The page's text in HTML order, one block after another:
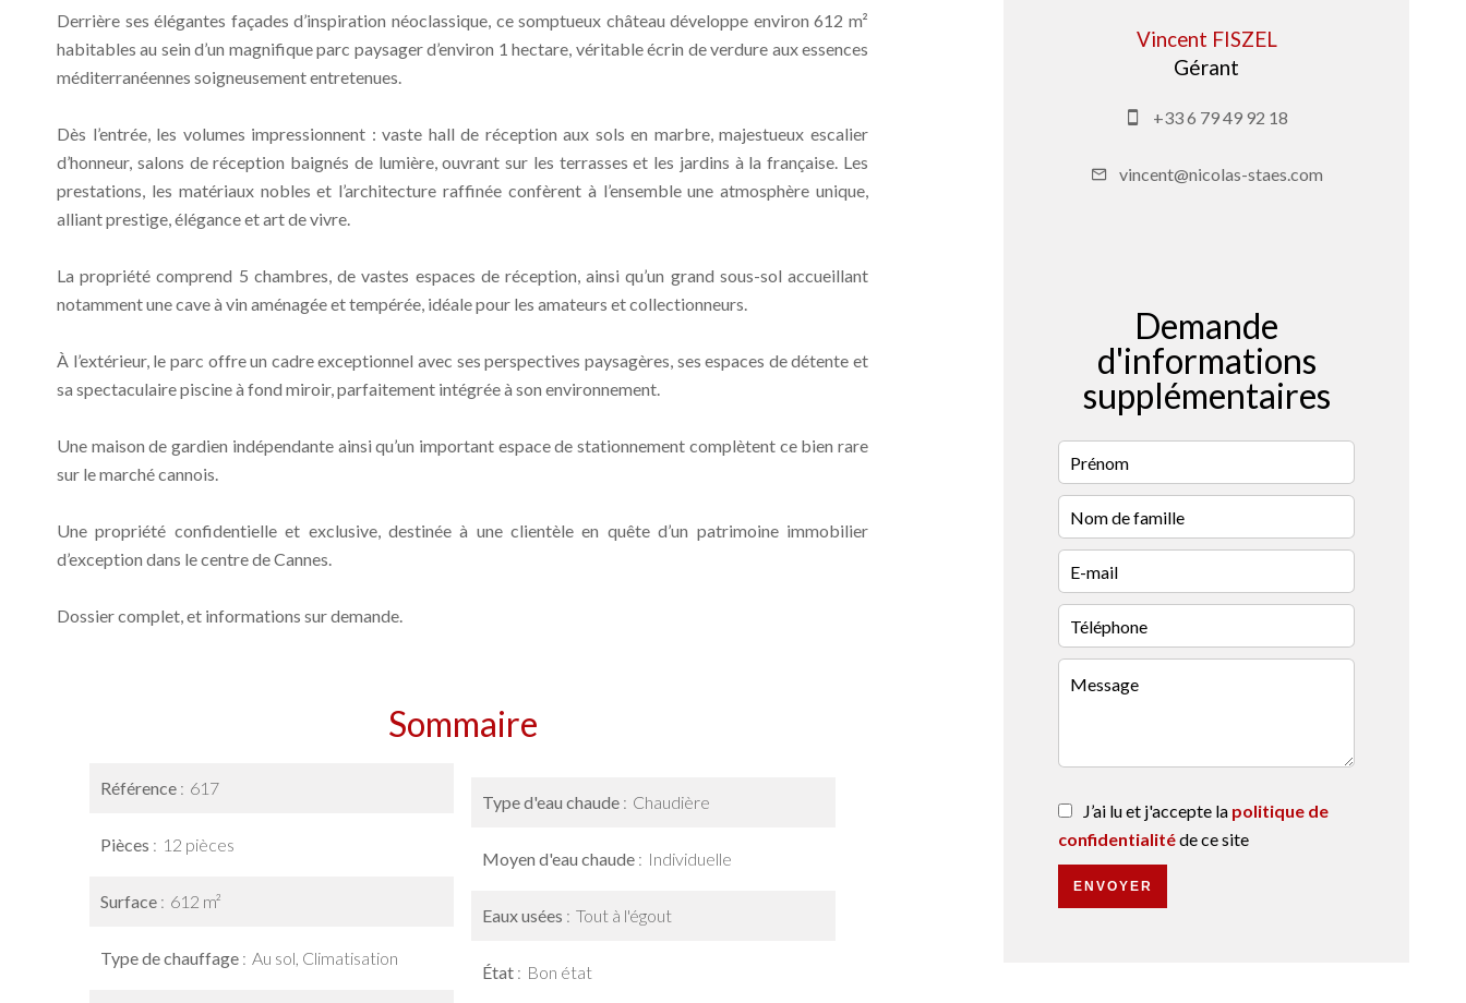
Derrière ses élégantes façades d’inspiration néoclassique, ce somptueux château développe environ 612 m²
habitables au sein d’un magnifique parc paysager d’environ 1 hectare, véritable écrin de verdure aux essences
méditerranéennes soigneusement entretenues.
Dès l’entrée, les volumes impressionnent : vaste hall de réception aux sols en marbre, majestueux escalier
d’honneur, salons de réception baignés de lumière, ouvrant sur les terrasses et les jardins à la française. Les
prestations, les matériaux nobles et l’architecture raffinée confèrent à l’ensemble une atmosphère unique,
alliant prestige, élégance et art de vivre.
La propriété comprend 5 chambres, de vastes espaces de réception, ainsi qu’un grand sous-sol accueillant
notamment une cave à vin aménagée et tempérée, idéale pour les amateurs et collectionneurs.
À l’extérieur, le parc offre un cadre exceptionnel avec ses perspectives paysagères, ses espaces de détente et
sa spectaculaire piscine à fond miroir, parfaitement intégrée à son environnement.
Une maison de gardien indépendante ainsi qu’un important espace de stationnement complètent ce bien rare
sur le marché cannois.
Une propriété confidentielle et exclusive, destinée à une clientèle en quête d’un patrimoine immobilier
d’exception dans le centre de Cannes.
Dossier complet, et informations sur demande.
Sommaire
Référence 617
Pièces 12 pièces
Surface 612 m²
Type de chauffage Au sol, Climatisation
Type d'eau chaude Chaudière
Moyen d'eau chaude Individuelle
Eaux usées Tout à l'égout
État Bon état
Vincent FISZEL
Gérant
+33 6 79 49 92 18
vincent@nicolas-staes.com
Demande
d'informations
supplémentaires
J’ai lu et j'accepte la politique de
confidentialitéde ce site
ENVOYER